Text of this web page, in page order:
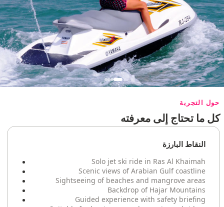
حول التجربة
كل ما تحتاج إلى معرفته
النقاط البارزة
Solo jet ski ride in Ras Al Khaimah
Scenic views of Arabian Gulf coastline
Sightseeing of beaches and mangrove areas
Backdrop of Hajar Mountains
Guided experience with safety briefing